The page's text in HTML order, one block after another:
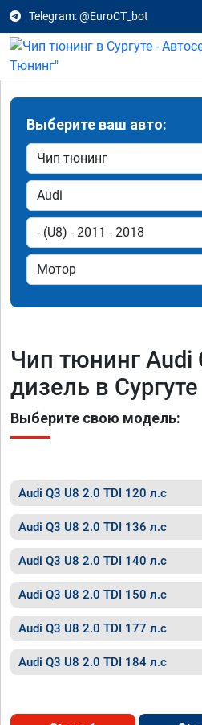
Telegram: @EuroCT_bot
Выберите ваш авто:
Чип тюнинг Audi
дизель в Сургуте
Выберите свою модель:
Audi Q3 U8 2.0 TDI 120 л.с
Audi Q3 U8 2.0 TDI 136 л.с
Audi Q3 U8 2.0 TDI 140 л.с
Audi Q3 U8 2.0 TDI 150 л.с
Audi Q3 U8 2.0 TDI 177 л.с
Audi Q3 U8 2.0 TDI 184 л.с